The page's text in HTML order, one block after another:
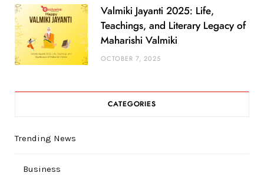
Valmiki Jayanti 2025: Life,
Teachings, and Literary Legacy of
Maharishi Valmiki
OCTOBER 7, 2025
CATEGORIES
Trending News
Business